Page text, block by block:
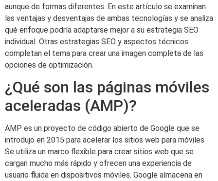
aunque de formas diferentes. En este artículo se examinan
las ventajas y desventajas de ambas tecnologías y se analiza
qué enfoque podría adaptarse mejor a su estrategia SEO
individual. Otras estrategias SEO y aspectos técnicos
completan el tema para crear una imagen completa de las
opciones de optimización.
¿Qué son las páginas móviles
aceleradas (AMP)?
AMP es un proyecto de código abierto de Google que se
introdujo en 2015 para acelerar los sitios web para móviles.
Se utiliza un marco flexible para crear sitios web que se
cargan mucho más rápido y ofrecen una experiencia de
usuario fluida en dispositivos móviles. Google almacena en